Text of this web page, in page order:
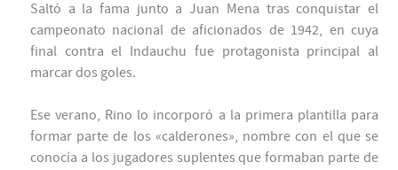
Saltó a la fama junto a Juan Mena tras conquistar el
campeonato nacional de aficionados de 1942, en cuya
final contra el Indauchu fue protagonista principal al
marcar dos goles.
Ese verano, Rino lo incorporó a la primera plantilla para
formar parte de los «calderones», nombre con el que se
conocía a los jugadores suplentes que formaban parte de